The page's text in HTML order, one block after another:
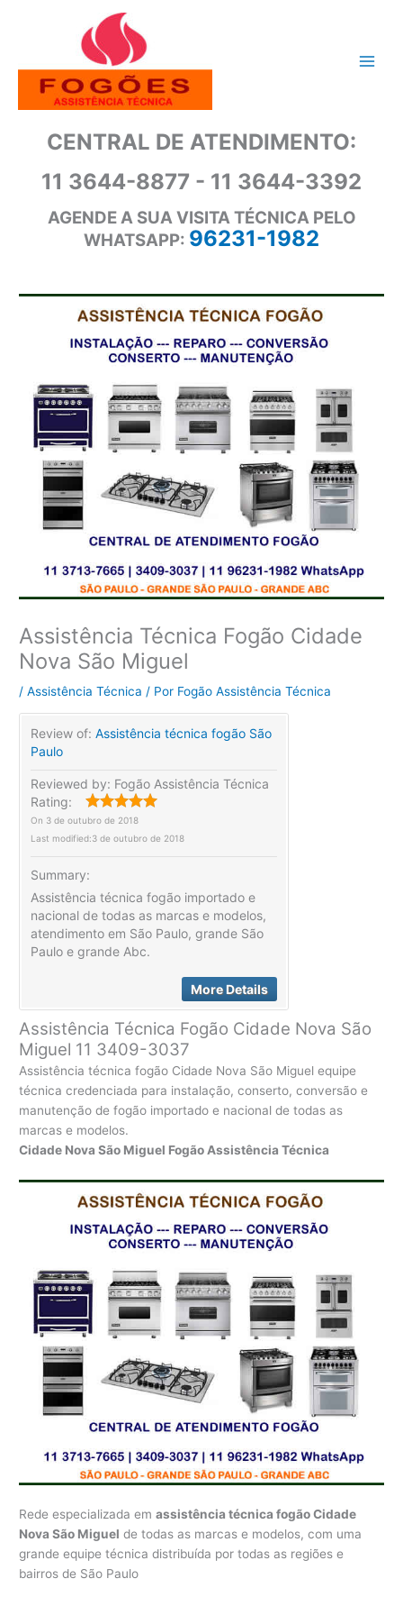
conteúdo
CENTRAL DE ATENDIMENTO:
11 3644-8877 - 11 3644-3392
AGENDE A SUA VISITA TÉCNICA PELO
WHATSAPP: 96231-1982
Assistência Técnica Fogão Cidade
Nova São Miguel
/Assistência Técnica / Por Fogão Assistência Técnica
Review of:Assistência técnica fogão São
Paulo
Reviewed by: Fogão Assistência Técnica
Rating:
On 3 de outubro de 2018
Last modified:3 de outubro de 2018
Summary:
Assistência técnica fogão importado e
nacional de todas as marcas e modelos,
atendimento em São Paulo, grande São
Paulo e grande Abc.
More Details
Assistência Técnica Fogão Cidade Nova São
Miguel 11 3409-3037
Assistência técnica fogão Cidade Nova São Miguel equipe
técnica credenciada para instalação, conserto, conversão e
manutenção de fogão importado e nacional de todas as
marcas e modelos.
Cidade Nova São Miguel Fogão Assistência Técnica
Rede especializada emassistência técnica fogão Cidade
Nova São Miguel de todas as marcas e modelos, com uma
grande equipe técnica distribuída por todas as regiões e
bairros de São Paulo